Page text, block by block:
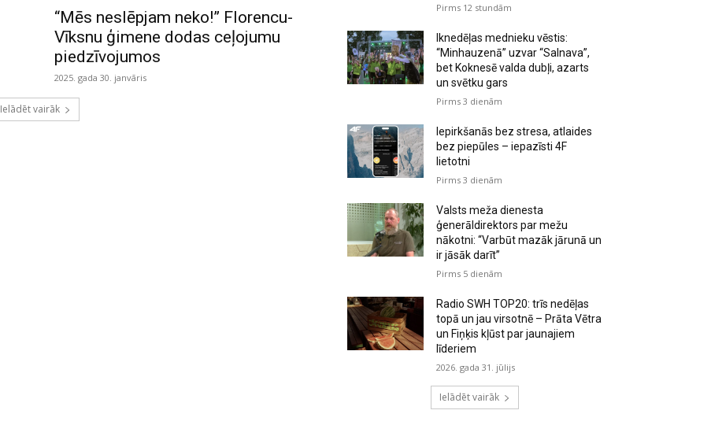
“Mēs neslēpjam neko!” Florencu-
Vīksnu ģimene dodas ceļojumu
piedzīvojumos
2025. gada 30. janvāris
Ielādēt vairāk
Pirms 12 stundām
Iknedēļas mednieku vēstis:
“Minhauzenā” uzvar “Salnava”,
bet Koknesē valda dubļi, azarts
un svētku gars
Pirms 3 dienām
Iepirkšanās bez stresa, atlaides
bez piepūles – iepazīsti 4F
lietotni
Pirms 3 dienām
Valsts meža dienesta
ģenerāldirektors par mežu
nākotni: “Varbūt mazāk jārunā un
ir jāsāk darīt”
Pirms 5 dienām
Radio SWH TOP20: trīs nedēļas
topā un jau virsotnē – Prāta Vētra
un Fiņķis kļūst par jaunajiem
līderiem
2026. gada 31. jūlijs
Ielādēt vairāk